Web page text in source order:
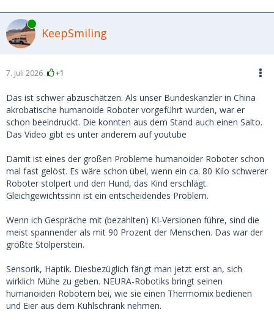
Online
KeepSmiling
7. Juli 2026 +1
Das ist schwer abzuschätzen. Als unser Bundeskanzler in China
akrobatische humanoide Roboter vorgeführt wurden, war er
schon beeindruckt. Die konnten aus dem Stand auch einen Salto.
Das Video gibt es unter anderem auf youtube
Damit ist eines der großen Probleme humanoider Roboter schon
mal fast gelöst. Es wäre schon übel, wenn ein ca. 80 Kilo schwerer
Roboter stolpert und den Hund, das Kind erschlägt.
Gleichgewichtssinn ist ein entscheidendes Problem.
Wenn ich Gespräche mit (bezahlten) KI-Versionen führe, sind die
meist spannender als mit 90 Prozent der Menschen. Das war der
größte Stolperstein.
Sensorik, Haptik. Diesbezüglich fängt man jetzt erst an, sich
wirklich Mühe zu geben. NEURA-Robotiks bringt seinen
humanoiden Robotern bei, wie sie einen Thermomix bedienen
und Eier aus dem Kühlschrank nehmen.